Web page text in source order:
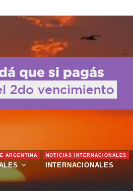
ARGENTINA
INTERNACIONALES
NOTICIAS INTERNACIONALES